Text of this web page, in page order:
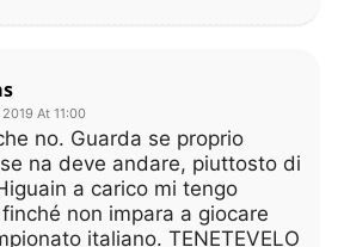
At 11:00
no. Guarda se proprio
na deve andare, piuttosto di
a carico mi tengo
non impara a giocare
italiano. TENETEVELO